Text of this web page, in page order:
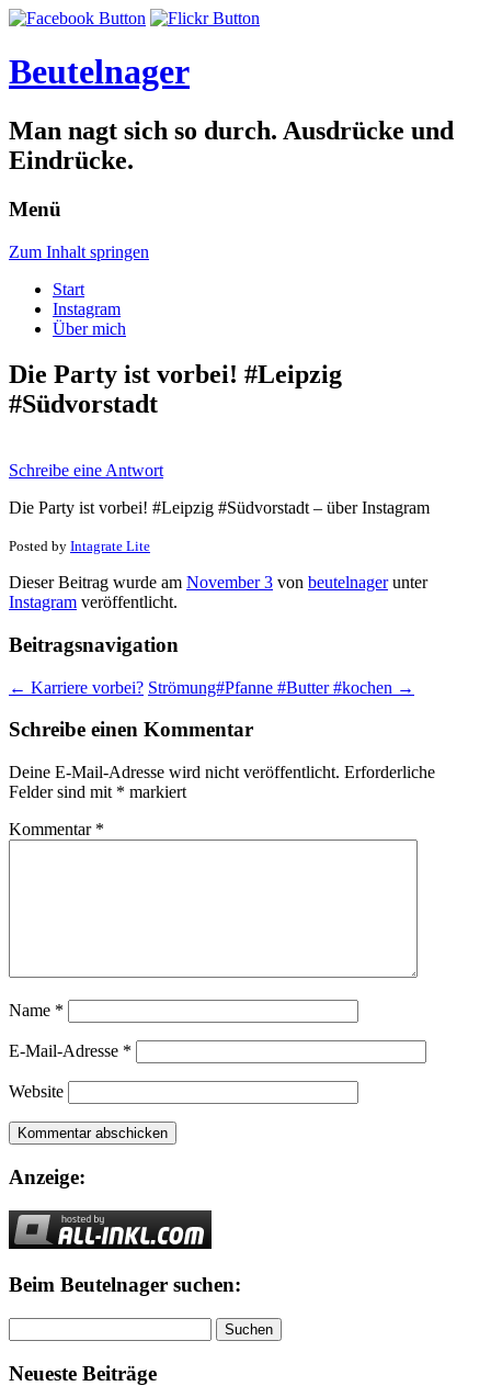
Beutelnager
Man nagt sich so durch. Ausdrücke und
Eindrücke.
Menü
Zum Inhalt springen
Start
Instagram
Über mich
Die Party ist vorbei! #Leipzig
#Südvorstadt
Schreibe eine Antwort
Die Party ist vorbei! #Leipzig #Südvorstadt – über Instagram
Posted by Intagrate Lite
Dieser Beitrag wurde am November 3 von beutelnagerunter
Instagram veröffentlicht.
Beitragsnavigation
← Karriere vorbei? Strömung#Pfanne #Butter #kochen →
Schreibe einen Kommentar
Deine E-Mail-Adresse wird nicht veröffentlicht. Erforderliche
Felder sind mit * markiert
Kommentar *
Name *
E-Mail-Adresse *
Website
Anzeige:
Beim Beutelnager suchen:
nach:
Neueste Beiträge